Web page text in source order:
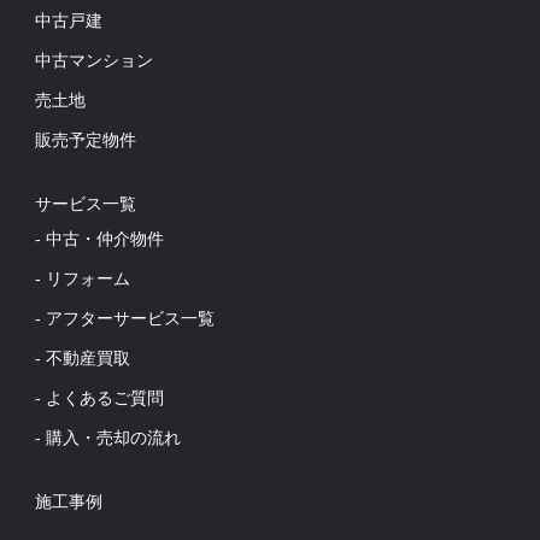
中古戸建
中古マンション
売土地
販売予定物件
サービス一覧
- 中古・仲介物件
- リフォーム
- アフターサービス一覧
- 不動産買取
- よくあるご質問
- 購入・売却の流れ
施工事例